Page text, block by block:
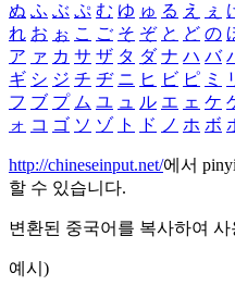
ぬ ふ ぶ ぷ む ゆ ゅ る え ぇ
れ お ぉ こ ご そ ぞ と ど の
ア ァ カ サ ザ タ ダ ナ ハ バ
ギ シ ジ チ ヂ ニ ヒ ビ ピ ミ
フ ブ プ ム ユ ュ ル エ ェ ケ
ォ コ ゴ ソ ゾ ト ド ノ ホ ボ
http://chineseinput.net/에서
할 수 있습니다.
변환된 중국어를 복사하여
예시)